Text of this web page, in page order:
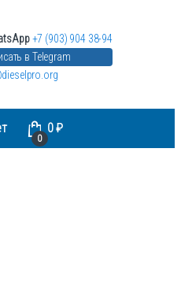
+7 (903) 904 38-94
в Telegram
0
0₽